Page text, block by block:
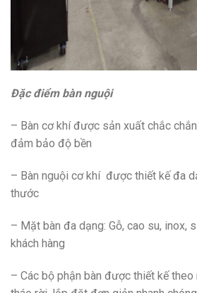
Đặc điểm bàn nguội
– Bàn cơ khí được sản xuất chắc
đảm bảo độ bền
– Bàn nguội cơ khí được thiết kế đa
thước
– Mặt bàn đa dạng: Gỗ, cao su, inox,
khách hàng
– Các bộ phận bàn được thiết kế